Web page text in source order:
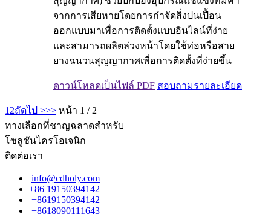
จากการเสียหายโดยการกำจัดสิ่งปนเปื้อน
ออกแบบมาเพื่อการติดตั้งแบบอินไลน์ที่ง่าย
และสามารถผลิตล่วงหน้าโดยใช้ท่อหรือสาย
ยางฉนวนสุญญากาศเพื่อการติดตั้งที่ง่ายขึ้น
ดาวน์โหลดเป็นไฟล์ PDF สอบถามรายละเอียด
1 2ถัดไป >>> หน้า 1 / 2
ทางเลือกที่ชาญฉลาดสำหรับ
โซลูชันไครโอเจนิก
ติดต่อเรา
info@cdholy.com
+86 19150394142
+8619150394142
+8618090111643